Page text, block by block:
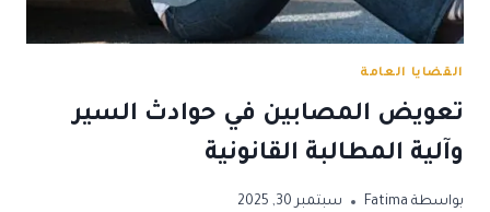
القضايا العامة
تعويض المصابين في حوادث السير
وآلية المطالبة القانونية
بواسطة Fatima سبتمبر 30, 2025